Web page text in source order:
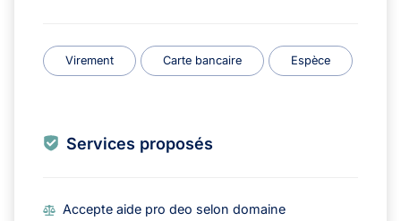
Virement Carte bancaire Espèce
Services proposés
Accepte aide pro deo selon domaine